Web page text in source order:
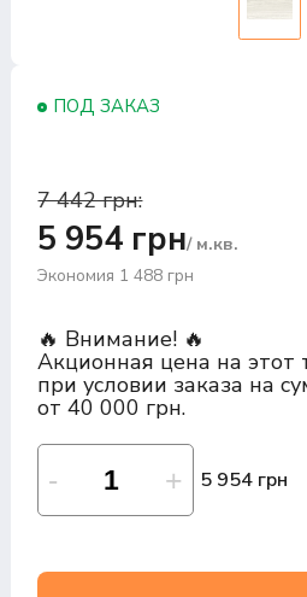
ПОД ЗАКАЗ
7 442 грн:
5 954 грн/ м.кв.
Экономия 1 488 грн
🔥 Внимание! 🔥
Акционная цена на этот
при условии заказа на
от 40 000 грн.
5 954 грн